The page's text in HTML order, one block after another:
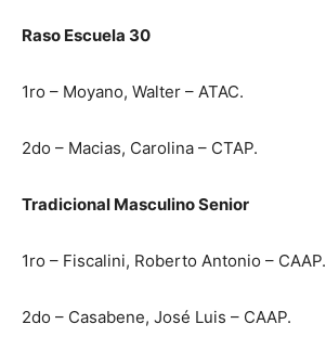
Raso Escuela 30
1ro – Moyano, Walter – ATAC.
2do – Macias, Carolina – CTAP.
Tradicional Masculino Senior
1ro – Fiscalini, Roberto Antonio – CAAP.
2do – Casabene, José Luis – CAAP.